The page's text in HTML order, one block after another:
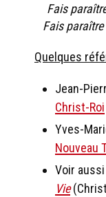
Fais
Fais
Quelques
Jean-
Christ-Roi
Yves-
Nouveau
Voir
Vie